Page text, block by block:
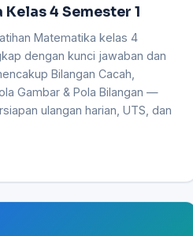
4 Semester 1
Matematika kelas 4
dengan kunci jawaban dan
Bilangan Cacah,
Gambar & Pola Bilangan —
ulangan harian, UTS, dan